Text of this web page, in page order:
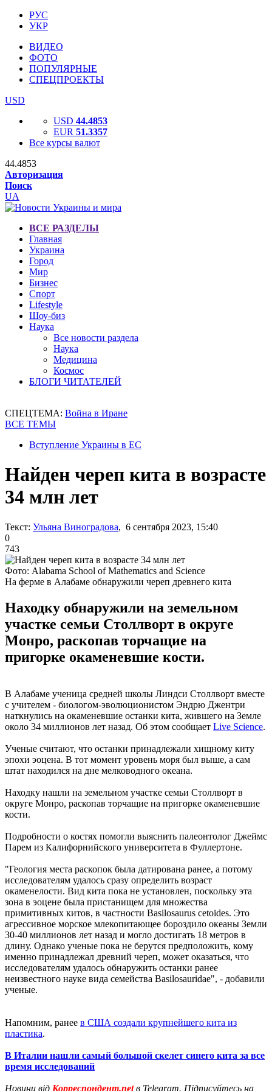
РУС
УКР
ВИДЕО
ФОТО
ПОПУЛЯРНЫЕ
СПЕЦПРОЕКТЫ
USD
USD 44.4853
EUR 51.3357
Все курсы валют
44.4853
Авторизация
Поиск
UA
ВСЕ РАЗДЕЛЫ
Главная
Украина
Город
Мир
Бизнес
Спорт
Lifestyle
Шоу-биз
Наука
Все новости раздела
Наука
Медицина
Космос
БЛОГИ ЧИТАТЕЛЕЙ
СПЕЦТЕМА: Война в Иране
ВСЕ ТЕМЫ
Вступление Украины в ЕС
Найден череп кита в возрасте
34 млн лет
Текст: Ульяна Виноградова, 6 сентября 2023, 15:40
0
743
Фото: Alabama School of Mathematics and Science
На ферме в Алабаме обнаружили череп древнего кита
Находку обнаружили на земельном
участке семьи Столлворт в округе
Монро, раскопав торчащие на
пригорке окаменевшие кости.
В Алабаме ученица средней школы Линдси Столлворт вместе
с учителем - биологом-эволюционистом Эндрю Джентри
наткнулись на окаменевшие останки кита, жившего на Земле
около 34 миллионов лет назад. Об этом сообщает Live Science.
Ученые считают, что останки принадлежали хищному киту
эпохи эоцена. В тот момент уровень моря был выше, а сам
штат находился на дне мелководного океана.
Находку нашли на земельном участке семьи Столлворт в
округе Монро, раскопав торчащие на пригорке окаменевшие
кости.
Подробности о костях помогли выяснить палеонтолог Джеймс
Парем из Калифорнийского университета в Фуллертоне.
"Геология места раскопок была датирована ранее, а потому
исследователям удалось сразу определить возраст
окаменелости. Вид кита пока не установлен, поскольку эта
зона в эоцене была пристанищем для множества
примитивных китов, в частности Basilosaurus cetoides. Это
агрессивное морское млекопитающее бороздило океаны Земли
30-40 миллионов лет назад и могло достигать 18 метров в
длину. Однако ученые пока не берутся предположить, кому
именно принадлежал древний череп, может оказаться, что
исследователям удалось обнаружить останки ранее
неизвестного науке вида семейства Basilosauridaе", - добавили
ученые.
Напомним, ранее в США создали крупнейшего кита из
пластика.
В Италии нашли самый большой скелет синего кита за все
время исследований
Новини від Корреспондент.netв Telegram. Підписуйтесь на